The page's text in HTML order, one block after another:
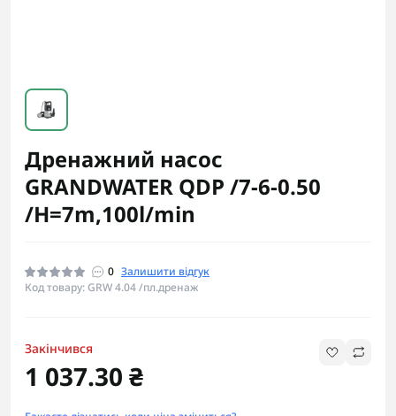
Дренажний насос
GRANDWATER QDP /7-6-0.50
/H=7m,100l/min
0 Залишити відгук
Код товару: GRW 4.04 /пл.дренаж
Закінчився
1 037.30 ₴